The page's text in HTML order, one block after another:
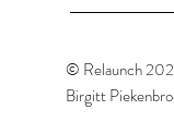
© Relaunch
Birgitt